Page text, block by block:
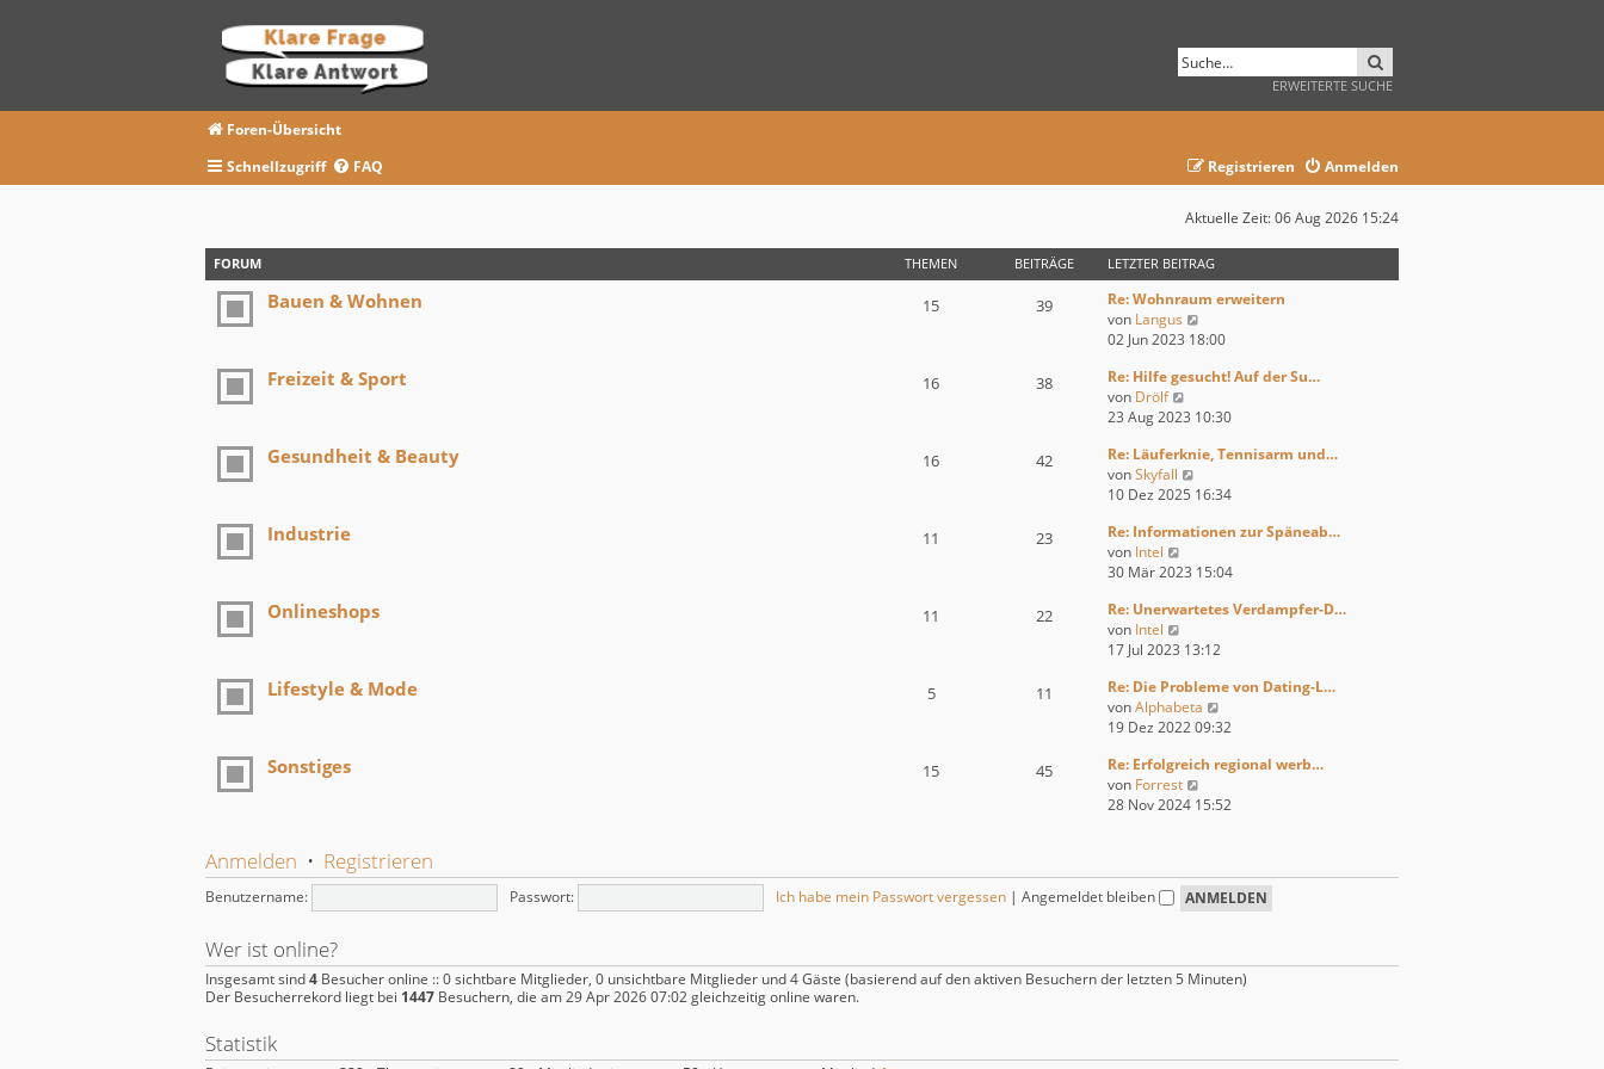
ERWEITERTE SUCHE
Foren-Übersicht
Schnellzugriff
FAQ Anmelden
Registrieren
Aktuelle Zeit: 06 Aug 2026 15:24
FORUM THEMEN BEITRÄGE LETZTER BEITRAG
Bauen & Wohnen 15 39
Re: Wohnraum erweitern
von Langus
e
e
t
r
e
t
a
02 Jun 2023 18:00
Freizeit & Sport 16 38
Re: Hilfe gesucht! Auf der Su…
von Drölf
e
e
s
t
r
e
t
a
g
23 Aug 2023 10:30
Gesundheit & Beauty 16 42
Re: Läuferknie, Tennisarm und…
vonSkyfall
e
e
t
r
e
t
r
a
g
10 Dez 2025 16:34
Industrie 11 23
Re: Informationen zur Späneab…
von Intel
e
e
t
r
B
e
t
r
a
30 Mär 2023 15:04
Onlineshops 11 22
Re: Unerwartetes Verdampfer-D…
von Intel
e
e
s
t
r
B
e
a
g
17 Jul 2023 13:12
Lifestyle & Mode 5 11
Re: Die Probleme von Dating-L…
vonAlphabeta
e
e
t
e
i
a
g
19 Dez 2022 09:32
Sonstiges 15 45
Re: Erfolgreich regional werb…
von Forrest
e
t
e
e
i
28 Nov 2024 15:52
Anmelden • Registrieren
Benutzername: Passwort: Ich habe mein Passwort vergessen | Angemeldet bleiben
Wer ist online?
Insgesamt sind4 Besucher online :: 0 sichtbare Mitglieder, 0 unsichtbare Mitglieder und 4 Gäste (basierend auf den aktiven Besuchern der letzten 5 Minuten)
Der Besucherrekord liegt bei 1447 Besuchern, die am 29 Apr 2026 07:02 gleichzeitig online waren.
Statistik